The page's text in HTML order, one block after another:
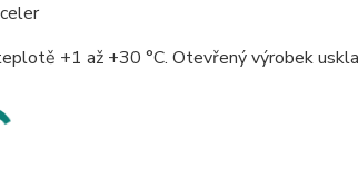
+1 až +30 °C. Otevřený výrobek